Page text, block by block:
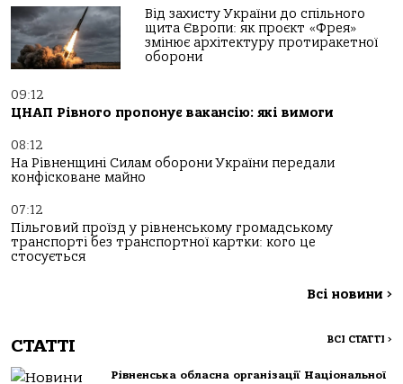
Від захисту України до спільного
щита Європи: як проєкт «Фрея»
змінює архітектуру протиракетної
оборони
09:12
ЦНАП Рівного пропонує вакансію: які вимоги
08:12
На Рівненщині Силам оборони України передали
конфісковане майно
07:12
Пільговий проїзд у рівненському громадському
транспорті без транспортної картки: кого це
стосується
Всі новини >
СТАТТІ ВСІ СТАТТІ >
Рівненська обласна організації Національної